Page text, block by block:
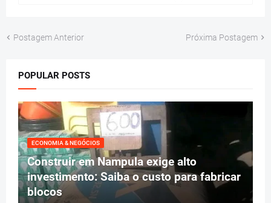
Postagem Anterior Próxima Postagem
POPULAR POSTS
ECONOMIA & NEGÓCIOS
Construir em Nampula exige alto
investimento: Saiba o custo para fabricar
blocos